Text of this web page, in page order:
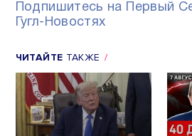
Подпишитесь на Первый
Гугл-Новостях
ЧИТАЙТЕ ТАКЖЕ